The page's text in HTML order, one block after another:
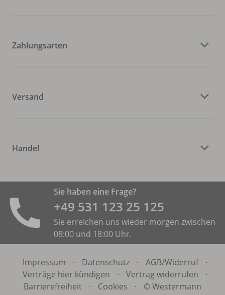
Zahlungsarten
Versand
Handel
Sie haben eine Frage?
+49 531 ­123 25 125
Sie erreichen uns wieder morgen zwischen
08:00 und 18:00 Uhr.
Impressum · Datenschutz · AGB/Widerruf
·
Verträge hier kündigen
· Vertrag widerrufen
·
Barrierefreiheit
· Cookies · © Westermann